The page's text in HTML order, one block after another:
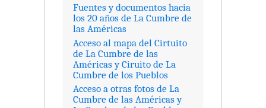
Fuentes y documentos hacia
los 20 años de La Cumbre de
las Américas
Acceso al mapa del Cirtuito
de La Cumbre de las
Américas y Ciruito de La
Cumbre de los Pueblos
Acceso a otras fotos de La
Cumbre de las Américas y